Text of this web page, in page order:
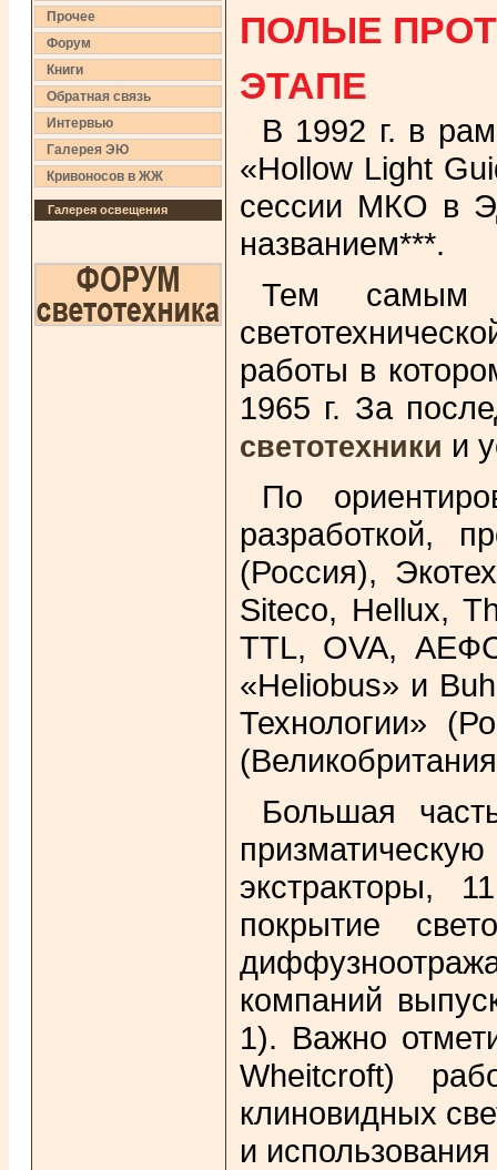
Прочее
Форум
Книги
Обратная связь
Интервью
Галерея ЭЮ
Кривоносов в ЖЖ
Галерея освещения
ПОЛЫЕ
ЭТАПЕ
В 1992 г. в
«Hollow Light
сессии МКО в
названием***.
Тем самым
работы в
1965 г. За
светотехники и
По
разработкой,
(Россия),
Siteco, Hellux,
TTL, OVA,
«Heliobus» и
Технологии»
Большая
экстракторы,
покрытие
компаний
1). Важно
Wheitcroft)
клиновидных
и